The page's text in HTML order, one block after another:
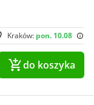
Kraków: pon. 10.08
do koszyka